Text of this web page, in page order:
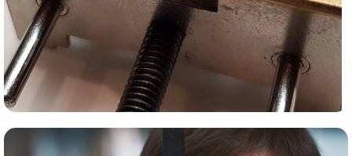
Сервис часов